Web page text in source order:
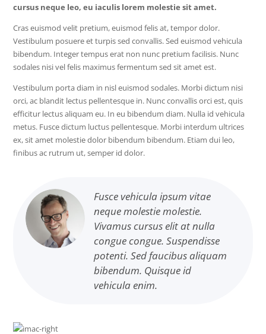
cursus neque leo, eu iaculis lorem molestie sit amet.
Cras euismod velit pretium, euismod felis at, tempor dolor.
Vestibulum posuere et turpis sed convallis. Sed euismod vehicula
bibendum. Integer tempus erat non nunc pretium facilisis. Nunc
sodales nisi vel felis maximus fermentum sed sit amet est.
Vestibulum porta diam in nisl euismod sodales. Morbi dictum nisi
orci, ac blandit lectus pellentesque in. Nunc convallis orci est, quis
efficitur lectus aliquam eu. In eu bibendum diam. Nulla id vehicula
metus. Fusce dictum luctus pellentesque. Morbi interdum ultrices
ex, sit amet molestie dolor bibendum bibendum. Etiam dui leo,
finibus ac rutrum ut, semper id dolor.
Fusce vehicula ipsum vitae
neque molestie molestie.
Vivamus cursus elit at nulla
congue congue. Suspendisse
potenti. Sed faucibus aliquam
bibendum. Quisque id
vehicula enim.